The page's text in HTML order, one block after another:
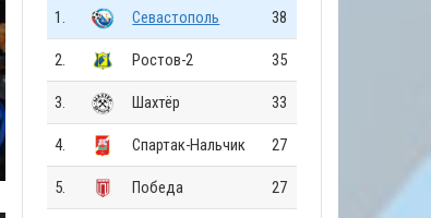
1. Севастополь 38
2. Ростов-2 35
3. Шахтёр 33
4. Спартак-Нальчик 27
5. Победа 27